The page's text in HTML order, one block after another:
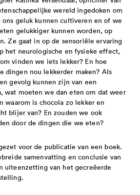
niet meer mogelijk
kunsten in samenhang
en rijk - aanvragen is niet
tranche 1
tranche 3
tranche 2
2026
tranche 1
tranche 2
tranche 1
tranche 3
tranche 1
2025 - 2026
en klachten 2025-2028
cultuur
niet mogelijk
- eenmalige subsidie -
niet meer mogelijk
kunsten eindhoven in
brabantstad -
niet meer mogelijk
- meerjarige subsidie
is niet meer mogelijk
- meerjarige subsidie -
niet meer mogelijk
subsidie - aanvragen
2021-2024
2024
2021-2024
en klachten
opnemen
voor en door jongeren -
op zoek naar
wereld ingedoken om
geluk kunnen cultiveren en of we
gelukkiger kunnen worden, op
Ze gaat in op de sensoriële ervaring
het neurologische en fysieke effect,
vinden we iets lekker? En hoe
dingen nou lekkerder maken? Als
gevolg kunnen zijn van een
wat moeten we dan eten om dat weer
waarom is chocola zo lekker en
blijer van? En zouden we ook
door de dingen die we eten?
voor de publicatie van een boek.
samenvatting en conclusie van
uiteenzetting van het gecreëerde